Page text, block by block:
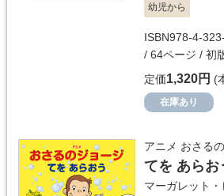
幼児から
ISBN978-4-
/ 64ページ / 初
定価1,320円 (
在庫あり
アニメ おさる
てを あらお
マーガレット